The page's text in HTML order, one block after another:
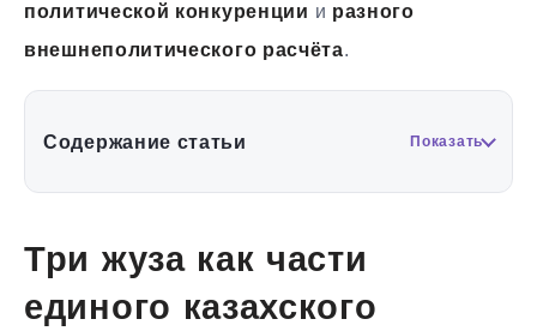
политической конкуренции и разного
внешнеполитического расчёта.
Содержание статьи Показать
Три жуза как части
единого казахского